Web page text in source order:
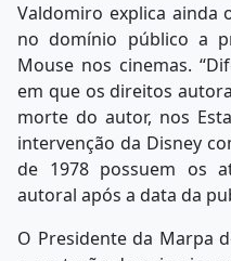
Valdomiro explica ainda
no domínio público a
Mouse nos cinemas.
em que os direitos
morte do autor, nos
intervenção da Disney
de 1978 possuem os
autoral após a data da
O Presidente da Marpa